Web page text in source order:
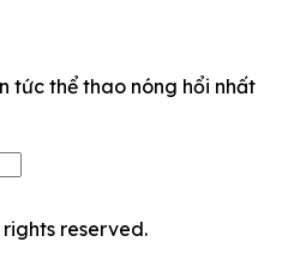
tức thể thao nóng hổi nhất
rights reserved.